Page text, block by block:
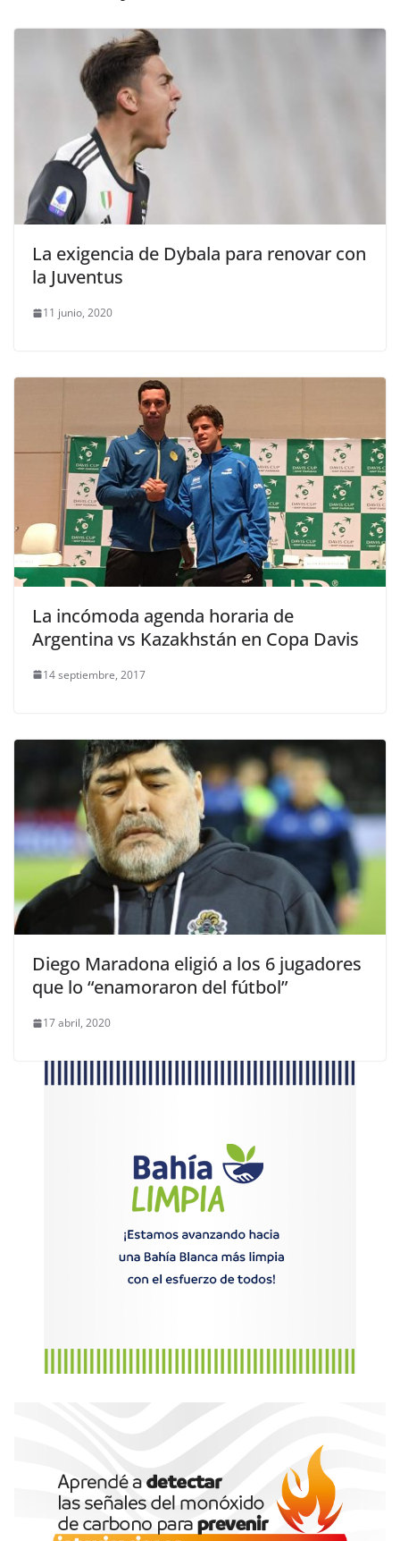
La exigencia de Dybala para renovar con
la Juventus
11 junio, 2020
La incómoda agenda horaria de
Argentina vs Kazakhstán en Copa Davis
14 septiembre, 2017
Diego Maradona eligió a los 6 jugadores
que lo “enamoraron del fútbol”
17 abril, 2020